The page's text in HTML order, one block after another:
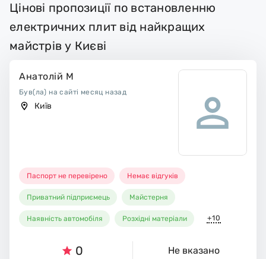
Цінові пропозиції по встановленню
електричних плит від найкращих
майстрів у Києві
Анатолій М
Був(ла) на сайті месяц назад
Київ
Паспорт не перевірено Немає відгуків
Приватний підприємець Майстерня
Наявність автомобіля Розхідні матеріали +10
0 Не вказано